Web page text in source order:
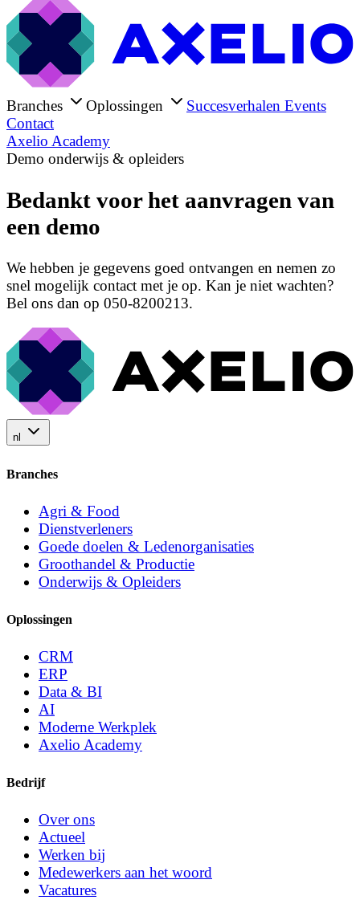
Branches Oplossingen Succesverhalen Events
Contact
Axelio Academy
Demo onderwijs & opleiders
Bedankt voor het aanvragen van
een demo
We hebben je gegevens goed ontvangen en nemen zo
snel mogelijk contact met je op. Kan je niet wachten?
Bel ons dan op 050-8200213.
nl
Branches
Agri & Food
Dienstverleners
Goede doelen & Ledenorganisaties
Groothandel & Productie
Onderwijs & Opleiders
Oplossingen
CRM
ERP
Data & BI
AI
Moderne Werkplek
Axelio Academy
Bedrijf
Over ons
Actueel
Werken bij
Medewerkers aan het woord
Vacatures